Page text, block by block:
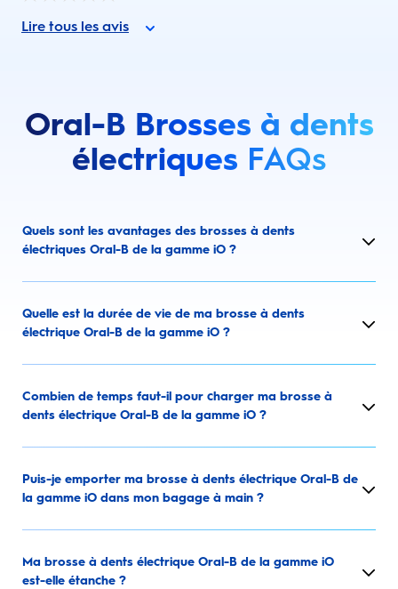
Lire tous les avis
Oral-B Brosses à dents
électriques FAQs
Quels sont les avantages des brosses à dents
électriques Oral-B de la gamme iO ?
Quelle est la durée de vie de ma brosse à dents
électrique Oral-B de la gamme iO ?
Combien de temps faut-il pour charger ma brosse à
dents électrique Oral-B de la gamme iO ?
Puis-je emporter ma brosse à dents électrique Oral-B de
la gamme iO dans mon bagage à main ?
Ma brosse à dents électrique Oral-B de la gamme iO
est-elle étanche ?